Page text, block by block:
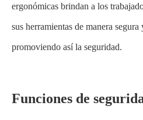
ergonómicas brindan a los
sus herramientas de manera
promoviendo así la seguridad.
Funciones de